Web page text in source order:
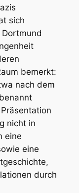
sich
bemerkt:
nach dem
nicht in
eine
eine
durch